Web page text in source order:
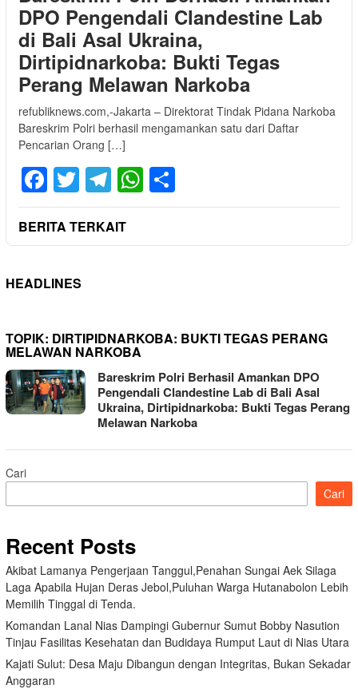
DPO Pengendali Clandestine Lab
di Bali Asal Ukraina,
Dirtipidnarkoba: Bukti Tegas
Perang Melawan Narkoba
refubliknews.com,-Jakarta – Direktorat Tindak Pidana Narkoba
Bareskrim Polri berhasil mengamankan satu dari Daftar
Pencarian Orang […]
Facebook
Twitter
Telegram
WhatsApp
BERITA TERKAIT
HEADLINES
TOPIK: DIRTIPIDNARKOBA: BUKTI TEGAS PERANG
MELAWAN NARKOBA
Bareskrim Polri Berhasil Amankan DPO
Pengendali Clandestine Lab di Bali Asal
Ukraina, Dirtipidnarkoba: Bukti Tegas Perang
Melawan Narkoba
Cari
Cari
Recent Posts
Akibat Lamanya Pengerjaan Tanggul,Penahan Sungai Aek Silaga
Laga Apabila Hujan Deras Jebol,Puluhan Warga Hutanabolon Lebih
Memilih Tinggal di Tenda.
Komandan Lanal Nias Dampingi Gubernur Sumut Bobby Nasution
Tinjau Fasilitas Kesehatan dan Budidaya Rumput Laut di Nias Utara
Kajati Sulut: Desa Maju Dibangun dengan Integritas, Bukan Sekadar
Anggaran